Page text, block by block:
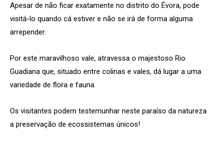
Apesar de não ficar exatamente no distrito do Évora, pode
visitá-lo quando cá estiver e não se irá de forma alguma
arrepender.
Por este maravilhoso vale, atravessa o majestoso Rio
Guadiana que, situado entre colinas e vales, dá lugar a uma
variedade de flora e fauna.
Os visitantes podem testemunhar neste paraíso da natureza
a preservação de ecossistemas únicos!